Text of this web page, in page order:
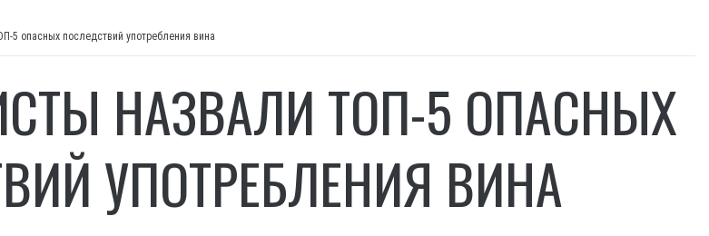
5 опасных последствий употребления вина
НАЗВАЛИ ТОП-5 ОПАСНЫХ
УПОТРЕБЛЕНИЯ ВИНА